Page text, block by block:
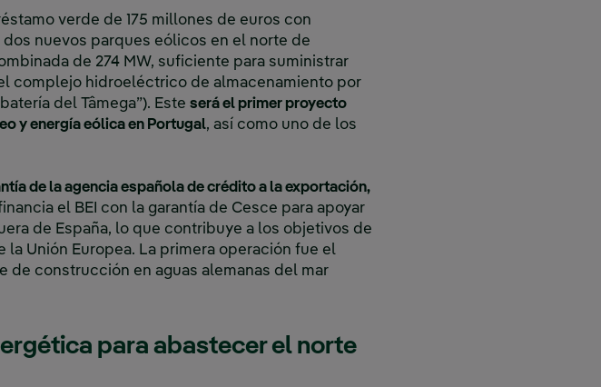
verde de 175 millones de euros con
nuevos parques eólicos en el norte de
de 274 MW, suficiente para suministrar
complejo hidroeléctrico de almacenamiento por
del Tâmega”). Este será el primer proyecto
y energía eólica en Portugal, así como uno de los
de la agencia española de crédito a la exportación,
el BEI con la garantía de Cesce para apoyar
de España, lo que contribuye a los objetivos de
Unión Europea. La primera operación fue el
en ventana nueva.
de construcción en aguas alemanas del mar
para abastecer el norte